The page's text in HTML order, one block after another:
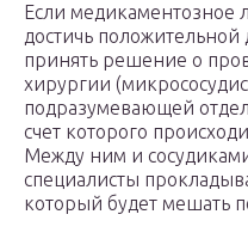
Если медикаментозное
достичь
принять решение о
хирургии
подразумевающей
счет которого
Между ним и
специалисты
который будет мешать